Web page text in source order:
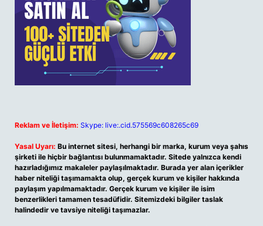
Reklam ve İletişim: Skype: live:.cid.575569c608265c69
Yasal Uyarı: Bu internet sitesi, herhangi bir marka, kurum veya şahıs
şirketi ile hiçbir bağlantısı bulunmamaktadır. Sitede yalnızca kendi
hazırladığımız makaleler paylaşılmaktadır. Burada yer alan içerikler
haber niteliği taşımamakta olup, gerçek kurum ve kişiler hakkında
paylaşım yapılmamaktadır. Gerçek kurum ve kişiler ile isim
benzerlikleri tamamen tesadüfidir. Sitemizdeki bilgiler taslak
halindedir ve tavsiye niteliği taşımazlar.